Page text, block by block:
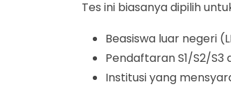
Tes ini biasanya dipilih
Beasiswa luar negeri
Pendaftaran S1/S2/
Institusi yang